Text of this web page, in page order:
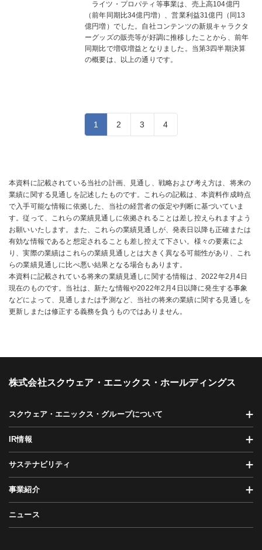
ライツ・プロパティ等事業は、売上高104億円
（前年同期比34億円増）、営業利益31億円（同13
億円増）でした。自社コンテンツの新規キャラクタ
ーグッズの販売等が好調に推移したことから、前年
同期比で増収増益となりました。当第3四半期決算
の概要は、以上の通りです。
1 2 3 4
本資料に記載されている当社の計画、見通し、戦略および考え方は、将来の
業績に関する見通しを記述したものです。これらの記載は、本資料作成時点
で入手可能な情報に依拠した、当社の経営者の仮定や判断に基づいていま
す。従って、これらの業績見通しに依拠されることは差し控えられますよう
お願いいたします。また、これらの業績見通しが、発表日以降も正確または
有効な情報であると想定されることも差し控えて下さい。様々の要素によ
り、実際の業績はこれらの業績見通しとは大きく異なる可能性があり、これ
らの業績見通しに比べ悪い結果となる場合もあります。
本資料に記載されている将来の業績見通しに関する情報は、2022年2月4日
現在のものです。当社は、新たな情報や2022年2月4日以降に発生する事象
などによって、見通しまたは予測など、当社の将来の業績に関する見通しを
更新しまたは修正する義務を負うものではありません。
株式会社スクウェア・エニックス・ホールディングス
スクウェア・エニックス・グループについて
IR情報
サステナビリティ
事業紹介
ニュース